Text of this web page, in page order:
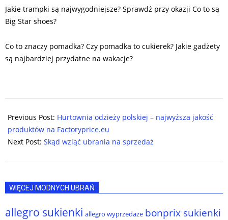
Jakie trampki są najwygodniejsze? Sprawdź przy okazji Co to są
Big Star shoes?
Co to znaczy pomadka? Czy pomadka to cukierek? Jakie gadżety
są najbardziej przydatne na wakacje?
08-
05
Previous Post: Hurtownia odzieży polskiej – najwyższa jakość
produktów na Factoryprice.eu
Next Post: Skąd wziąć ubrania na sprzedaż
WIĘCEJ MODNYCH UBRAŃ
allegro sukienki allegro wyprzedaże bonprix sukienki